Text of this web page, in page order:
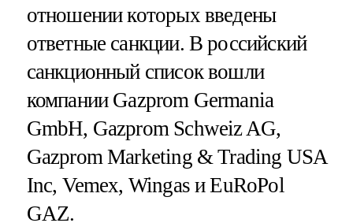
отношении которых введены
ответные санкции. В российский
санкционный список вошли
компании Gazprom Germania
GmbH, Gazprom Schweiz AG,
Gazprom Marketing & Trading USA
Inc, Vemex, Wingas и EuRoPol
GAZ.